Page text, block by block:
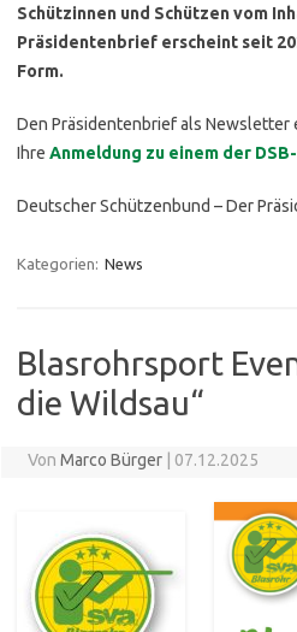
Schützinnen und Schützen vom
Präsidentenbrief erscheint seit
Form.
Den Präsidentenbrief als Newsletter
Ihre Anmeldung zu einem der
Deutscher Schützenbund – Der
Kategorien: News
Blasrohrsport
die Wildsau“
Von Marco Bürger 07.12.2025